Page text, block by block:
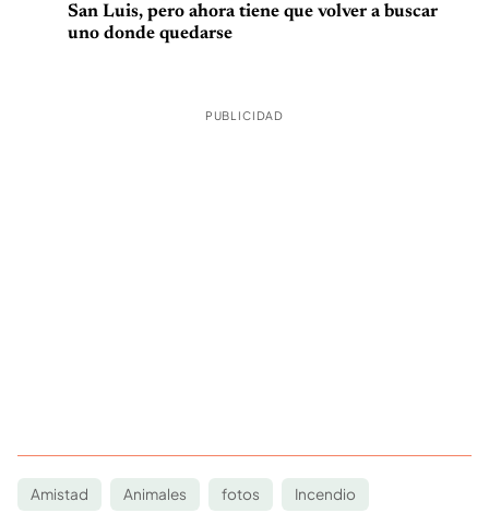
San Luis, pero ahora tiene que volver a buscar
uno donde quedarse
PUBLICIDAD
Amistad Animales fotos Incendio